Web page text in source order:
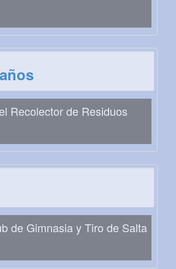
Recolector de Residuos
de Gimnasia y Tiro de Salta